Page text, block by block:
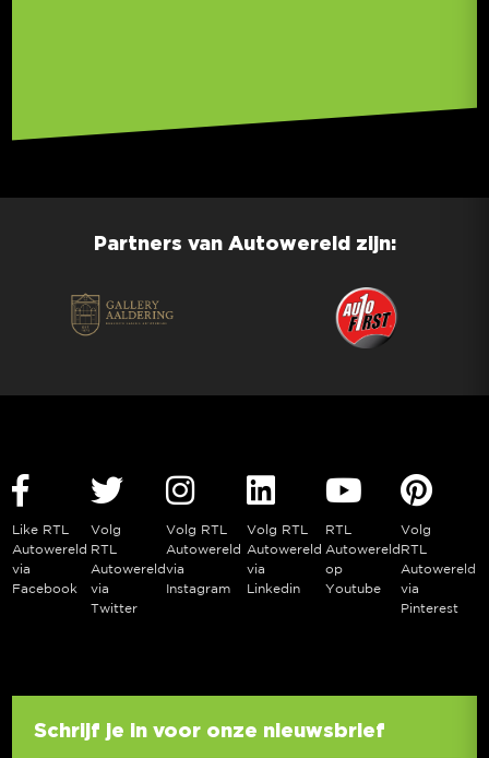
Partners van Autowereld zijn:
Like RTL
Autowereld
via
Facebook
Volg
RTL
Autowereld
via
Twitter
Volg RTL
Autowereld
via
Instagram
Volg RTL
Autowereld
via
Linkedin
RTL
Autowereld
op
Youtube
Volg
RTL
Autowereld
via
Pinterest
Schrijf je in voor onze nieuwsbrief